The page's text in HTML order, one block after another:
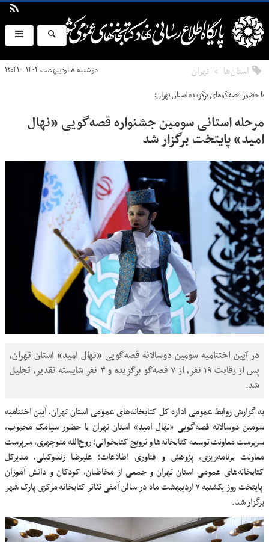
استان‌ها تهران دوشنبه ۸ اردیبهشت ۱۴۰۴ - ۱۲:۴۱
با حضور قصه‌گوهای برگزیده استان تهران؛
مرحله استانی سومین جشنواره قصه‌گویی «نهال
امید» پایتخت برگزار شد
در آیین اختتامیه سومین دوسالانه قصه‌گویی «نهال امید» استان تهران،
پس از رقابت ۱۹ نفر، از ۷ قصه‌گو برگزیده و ۳ نفر شایسته تقدیر، تجلیل
شد.
به گزارش روابط عمومی اداره کل کتابخانه‌های عمومی استان تهران، آیین اختتامیه
سومین دوسالانه قصه‌گویی «نهال امید» استان تهران با حضور سیامک محبوب،
سرپرست معاونت توسعه کتابخانه‌ها و ترویج کتابخوانی؛ روح‌الله منوچهری، سرپرست
معاونت برنامه‌ریزی، پژوهش و فناوری اطلاعات؛ علیرضا زندوکیلی، مدیرکل
کتابخانه‌های عمومی استان تهران و جمعی از مخاطبان، کودکان و دانش آموزان
پایتخت روز یکشنبه ۷ اردیبهشت ماه در سالن آمفی تئاتر کتابخانه مرکزی پارک شهر
برگزار شد.